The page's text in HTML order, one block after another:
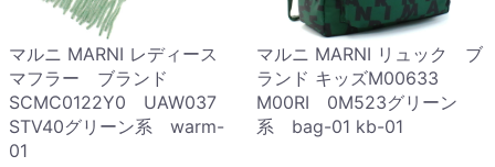
マルニ MARNI レディース
マフラー ブランド
SCMC0122Y0 UAW037
STV40グリーン系 warm-
01
マルニ MARNI リュック ブ
ランド キッズM00633
M00RI 0M523グリーン
系 bag-01 kb-01